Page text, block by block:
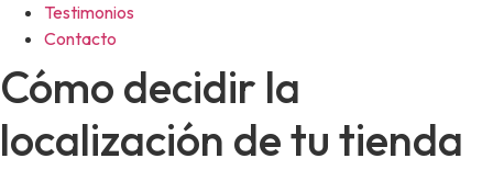
Testimonios
Contacto
Cómo decidir la
localización de tu tienda